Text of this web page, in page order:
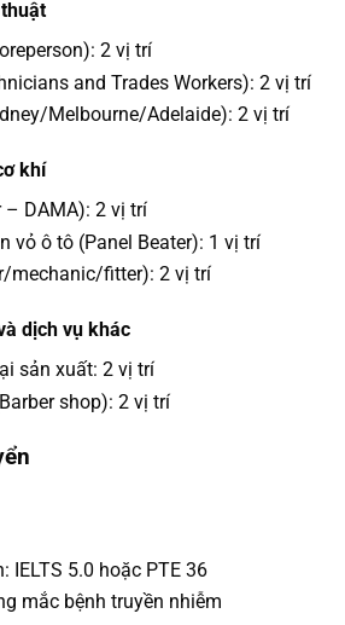
2 vị trí
and Trades Workers): 2 vị trí
Melbourne/Adelaide): 2 vị trí
khí
– DAMA): 2 vị trí
vỏ ô tô (Panel Beater): 1 vị trí
mechanic/fitter): 2 vị trí
dịch vụ khác
sản xuất: 2 vị trí
shop): 2 vị trí
IELTS 5.0 hoặc PTE 36
mắc bệnh truyền nhiễm